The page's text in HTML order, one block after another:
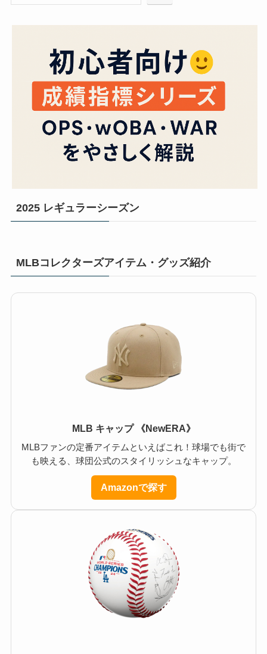
2025 レギュラーシーズン
MLBコレクターズアイテム・グッズ紹介
MLB キャップ 《NewERA》
MLBファンの定番アイテムといえばこれ！球場でも街で
も映える、球団公式のスタイリッシュなキャップ。
Amazonで探す